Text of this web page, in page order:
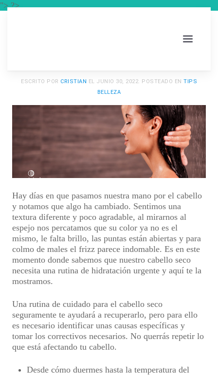
"> ?>
ESCRITO POR CRISTIAN EL JUNIO 30, 2022. POSTEADO EN TIPS
BELLEZA
Hay días en que pasamos nuestra mano por el cabello
y notamos que algo ha cambiado. Sentimos una
textura diferente y poco agradable, al mirarnos al
espejo nos percatamos que su color ya no es el
mismo, le falta brillo, las puntas están abiertas y para
colmo de males el frizz parece indomable. Es en este
momento donde sabemos que nuestro cabello seco
necesita una rutina de hidratación urgente y aquí te la
mostramos.
Una rutina de cuidado para el cabello seco
seguramente te ayudará a recuperarlo, pero para ello
es necesario identificar unas causas específicas y
tomar los correctivos necesarios. No querrás repetir lo
que está afectando tu cabello.
Desde cómo duermes hasta la temperatura del